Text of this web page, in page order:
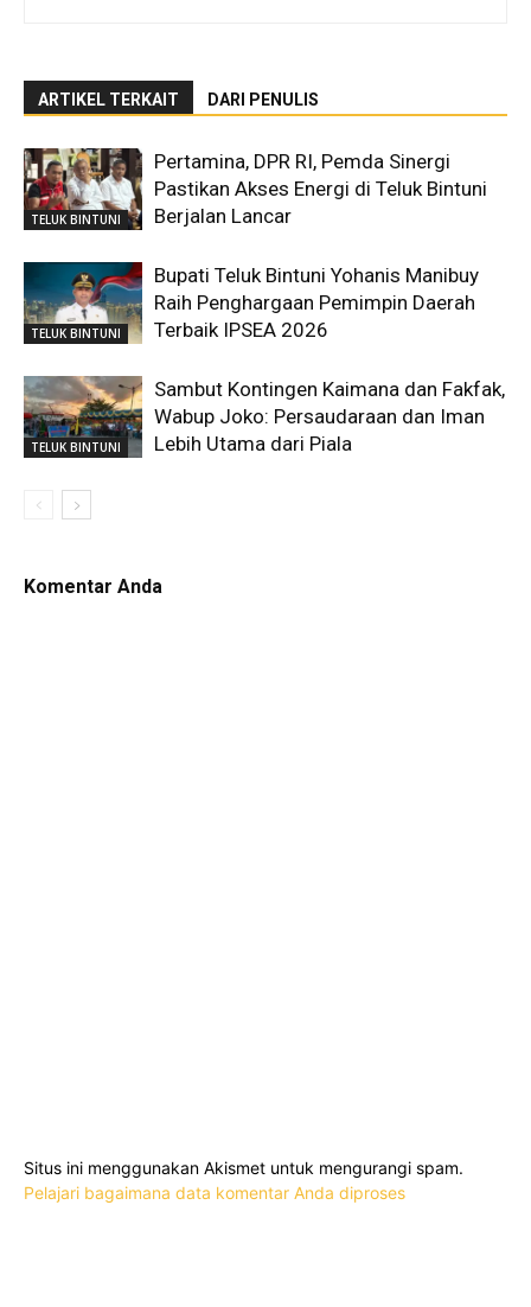
ARTIKEL TERKAIT DARI PENULIS
TELUK BINTUNI
Pertamina, DPR RI, Pemda Sinergi
Pastikan Akses Energi di Teluk Bintuni
Berjalan Lancar
TELUK BINTUNI
Bupati Teluk Bintuni Yohanis Manibuy
Raih Penghargaan Pemimpin Daerah
Terbaik IPSEA 2026
TELUK BINTUNI
Sambut Kontingen Kaimana dan Fakfak,
Wabup Joko: Persaudaraan dan Iman
Lebih Utama dari Piala
Komentar Anda
Situs ini menggunakan Akismet untuk mengurangi spam.
Pelajari bagaimana data komentar Anda diproses